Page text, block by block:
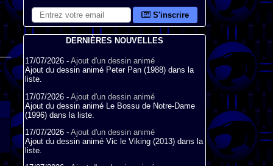
S'inscrire
DERNIÈRES NOUVELLES
17/07/2026 - Ajout d'un dessin animé
Ajout du dessin animé Peter Pan (1988) dans la
liste.
17/07/2026 - Ajout d'un dessin animé
Ajout du dessin animé Le Bossu de Notre-Dame
(1996) dans la liste.
17/07/2026 - Ajout d'un dessin animé
Ajout du dessin animé Vic le Viking (2013) dans la
liste.